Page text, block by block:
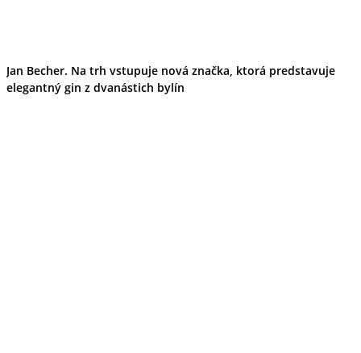
Jan Becher. Na trh vstupuje nová značka, ktorá predstavuje
elegantný gin z dvanástich bylín